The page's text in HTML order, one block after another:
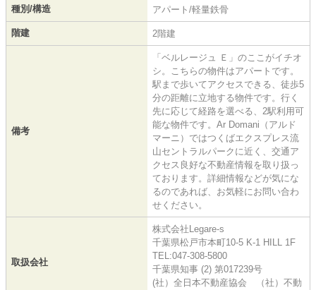
種別/構造 アパート/軽量鉄骨
階建 2階建
備考
「ベルレージュ Ｅ」のここがイチオ
シ。こちらの物件はアパートです。
駅まで歩いてアクセスできる、徒歩5
分の距離に立地する物件です。行く
先に応じて経路を選べる、2駅利用可
能な物件です。Ar Domani（アルド
マーニ）ではつくばエクスプレス流
山セントラルパークに近く、交通ア
クセス良好な不動産情報を取り扱っ
ております。詳細情報などが気にな
るのであれば、お気軽にお問い合わ
せください。
取扱会社
株式会社Legare-s
千葉県松戸市本町10-5 K-1 HILL 1F
TEL:047-308-5800
千葉県知事 (2) 第017239号
(社）全日本不動産協会 （社）不動